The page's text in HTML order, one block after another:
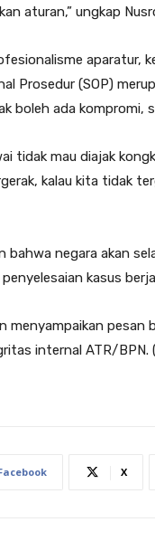
aturan,” ungkap
aparatur,
Prosedur (SOP)
boleh ada kompromi,
tidak mau diajak
kalau kita tidak
bahwa negara akan
kasus
menyampaikan
internal ATR/BPN.
X